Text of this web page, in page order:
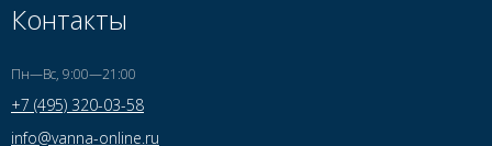
Контакты
Пн—Вс, 9:00—21:00
+7 (495) 320-03-58
info@vanna-online.ru